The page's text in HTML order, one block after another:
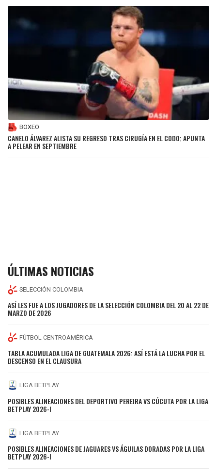
BOXEO
CANELO ÁLVAREZ ALISTA SU REGRESO TRAS CIRUGÍA EN EL CODO; APUNTA
A PELEAR EN SEPTIEMBRE
ÚLTIMAS NOTICIAS
SELECCIÓN COLOMBIA
ASÍ LES FUE A LOS JUGADORES DE LA SELECCIÓN COLOMBIA DEL 20 AL 22 DE
MARZO DE 2026
FÚTBOL CENTROAMÉRICA
TABLA ACUMULADA LIGA DE GUATEMALA 2026: ASÍ ESTÁ LA LUCHA POR EL
DESCENSO EN EL CLAUSURA
LIGA BETPLAY
POSIBLES ALINEACIONES DEL DEPORTIVO PEREIRA VS CÚCUTA POR LA LIGA
BETPLAY 2026-I
LIGA BETPLAY
POSIBLES ALINEACIONES DE JAGUARES VS ÁGUILAS DORADAS POR LA LIGA
BETPLAY 2026-I